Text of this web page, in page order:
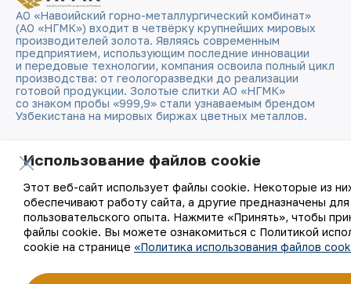
АО «Навоийский горно-металлургический комбинат»
(АО «НГМК») входит в четвёрку крупнейших мировых
производителей золота. Являясь современным
предприятием, использующим последние инновации
и передовые технологии, компания освоила полный цикл
производства: от геологоразведки до реализации
готовой продукции. Золотые слитки АО «НГМК»
со знаком пробы «999,9» стали узнаваемым брендом
Узбекистана на мировых биржах цветных металлов.
Наша деятельность
Устойчивое развитие
Карта сайта
Условия использования
Использование файлов cookie
Этот веб-сайт использует файлы cookie. Некоторые из
обеспечивают работу сайта, а другие предназначены
пользовательского опыта. Нажмите «Принять», чтобы
файлы cookie. Вы можете ознакомиться с Политикой
cookie на странице «Политика использования файлов